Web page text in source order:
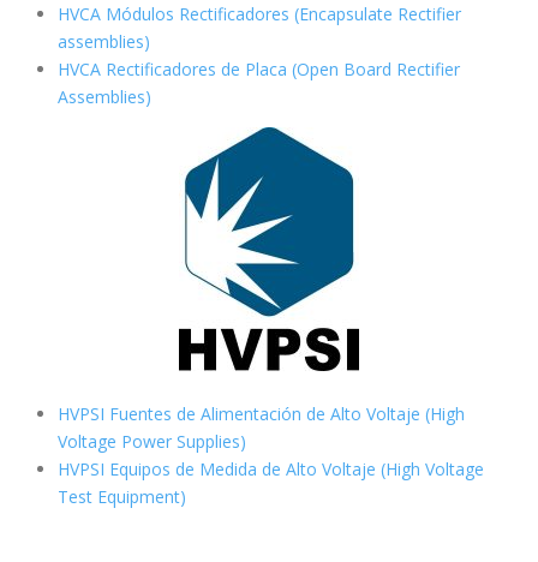
HVCA Módulos Rectificadores (Encapsulate Rectifier
assemblies)
HVCA Rectificadores de Placa (Open Board Rectifier
Assemblies)
HVPSI Fuentes de Alimentación de Alto Voltaje (High
Voltage Power Supplies)
HVPSI Equipos de Medida de Alto Voltaje (High Voltage
Test Equipment)